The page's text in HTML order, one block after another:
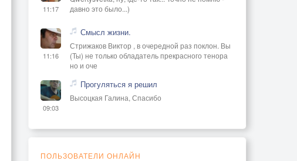
11:17
давно это было...)
11:16
Смысл жизни.
Стрижаков Виктор , в очередной раз поклон. Вы
(Ты) не только обладатель прекрасного тенора
но и оче
09:03
Прогуляться я решил
Высоцкая Галина, Спасибо
ПОЛЬЗОВАТЕЛИ ОНЛАЙН